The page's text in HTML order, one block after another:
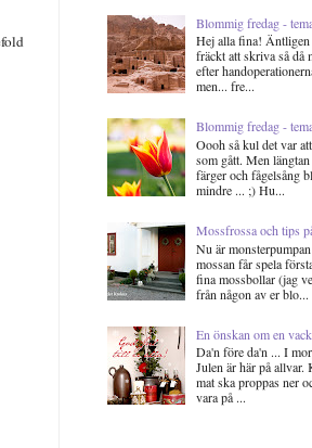
Blommig fredag -
Hej alla fina!
fräckt att skriva så då
efter
men... fre...
Blommig fredag -
Oooh så kul det var
som gått. Men
färger och fågelsång
mindre ... ;) Hu...
Mossfrossa och tips
Nu är
mossan får spela
fina mossbollar (jag
från någon av er blo...
En önskan om en
Da'n före da'n ... I
Julen är här på allvar.
mat ska proppas ner
vara på ...